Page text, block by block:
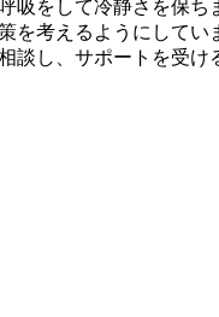
吸をして冷静さを保ち
を考えるようにしてい
談し、サポートを受け